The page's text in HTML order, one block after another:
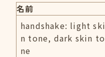
名前
handshake: light ski
n tone, dark skin to
ne